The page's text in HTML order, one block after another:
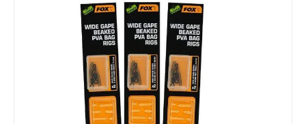
ZU PRODUKTINFORMATIONEN SPRINGEN